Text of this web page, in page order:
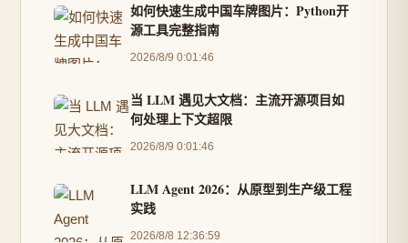
如何快速生成中国车牌图片：Python开
源工具完整指南
2026/8/9 0:01:46
当 LLM 遇见大文档：主流开源项目如
何处理上下文超限
2026/8/9 0:01:46
LLM Agent 2026：从原型到生产级工程
实践
2026/8/8 12:36:59